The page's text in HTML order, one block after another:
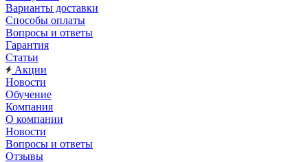
Варианты доставки
Способы оплаты
Вопросы и ответы
Гарантия
Статьи
Акции
Новости
Обучение
Компания
О компании
Новости
Вопросы и ответы
Отзывы